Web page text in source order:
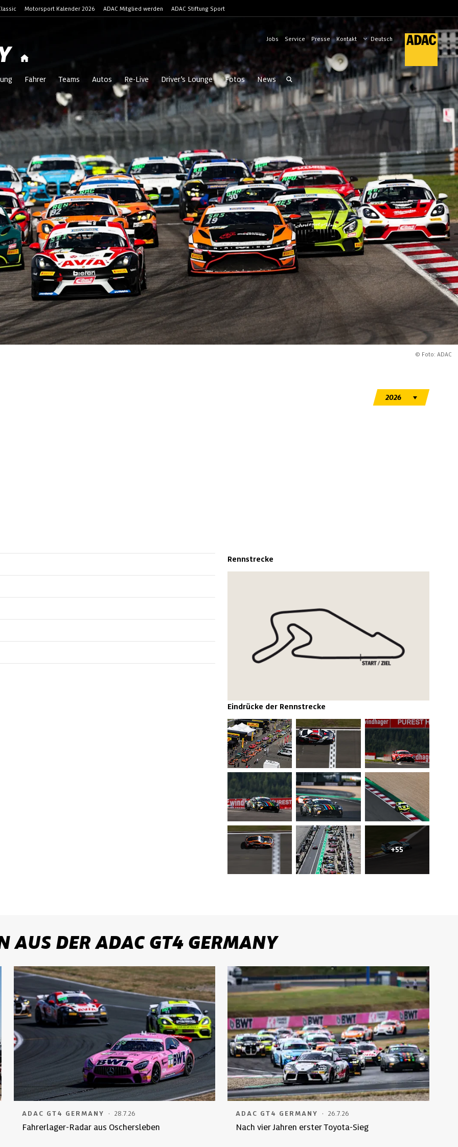
Motorsport Kalender 2026 ADAC Mitglied werden ADAC Stiftung Sport
Jobs Service Presse Kontakt
Fahrer Teams Autos Re-Live Driver's Lounge Fotos News
© Foto: ADAC
Rennstrecke
Eindrücke der Rennstrecke
+55
AUS DER ADAC GT4 GERMANY
ADAC GT4 GERMANY · 28.7.26
Fahrerlager-Radar aus Oschersleben
ADAC GT4 GERMANY · 26.7.26
Nach vier Jahren erster Toyota-Sieg